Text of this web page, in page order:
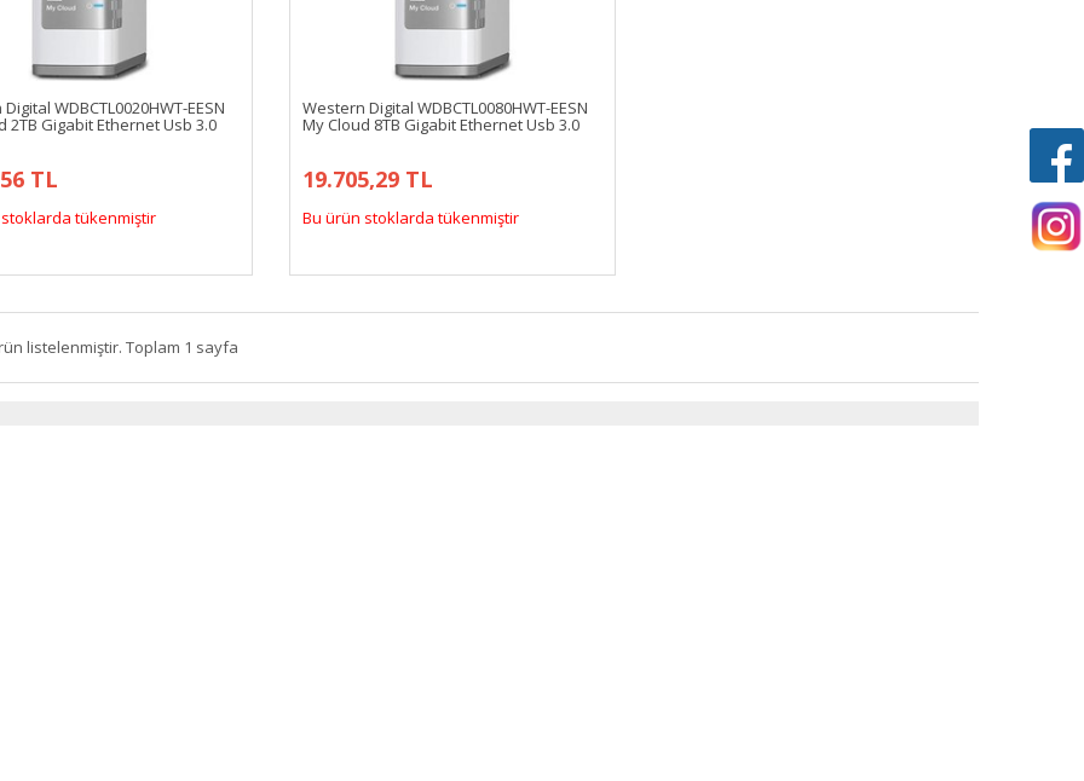
WDBCTL0020HWT-EESN
2TB Gigabit Ethernet Usb 3.0
TL
tükenmiştir
Western Digital WDBCTL0080HWT-EESN
My Cloud 8TB Gigabit Ethernet Usb 3.0
19.705,29 TL
Bu ürün stoklarda tükenmiştir
listelenmiştir. Toplam 1 sayfa